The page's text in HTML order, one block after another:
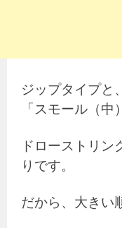
ジップタイプと
「スモール（
ドローストリン
りです。
だから、大きい